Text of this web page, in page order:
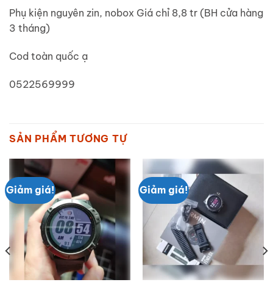
Phụ kiện nguyên zin, nobox Giá chỉ 8,8 tr (BH cửa hàng
3 tháng)
Cod toàn quốc ạ
0522569999
SẢN PHẨM TƯƠNG TỰ
Giảm giá! Giảm giá!